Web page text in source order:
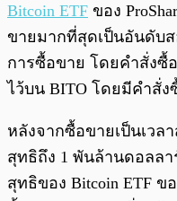
Bitcoin ETF ของ
ขายมากที่สุดเป็นอันดับ
การซื้อขาย โดยคำสั่งซื้
ไว้บน BITO โดยมีคำสั่ง
หลังจากซื้อขายเป็นเวล
สุทธิถึง 1 พันล้านดอลล
สุทธิของ Bitcoin ETF